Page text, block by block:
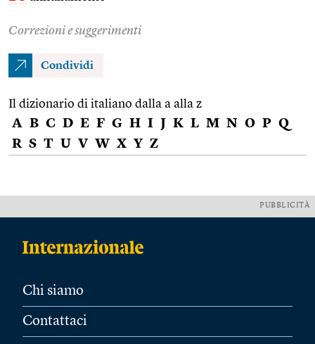
Correzioni e suggerimenti
Condividi
Il dizionario di italiano dalla a alla z
A B C D E F G H I J K L M N O P Q
R S T U V W X Y Z
PUBBLICITÀ
Chi siamo
Contattaci